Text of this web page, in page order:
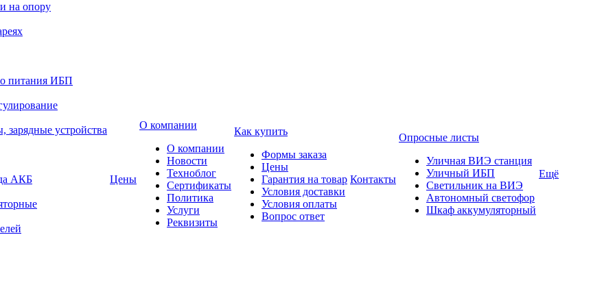
на опору
питания ИБП
зарядные устройства
АКБ Цены
О компании
О компании
Новости
Техноблог
Сертификаты
Политика
Услуги
Реквизиты
Как купить
Формы заказа
Цены
Гарантия на товар
Условия доставки
Условия оплаты
Вопрос ответ
Контакты
Опросные листы
Уличная ВИЭ станция
Уличный ИБП
Светильник на ВИЭ
Автономный светофор
Шкаф аккумуляторный
Ещё